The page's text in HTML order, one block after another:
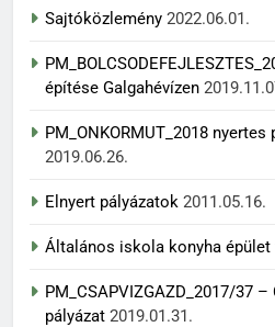
Sajtóközlemény 2022.06.01.
építése Galgahévízen
PM_ONKORMUT_2018
2019.06.26.
Elnyert pályázatok 2011.05.16.
Általános iskola konyha
PM_CSAPVIZGAZD_2017/37
pályázat 2019.01.31.